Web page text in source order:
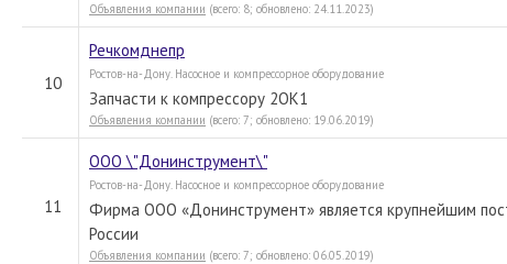
Объявления компании (всего: 8; обновлено: 24.11.2023)
10
Речкомднепр
Ростов-на-Дону. Насосное и компрессорное оборудование
Запчасти к компрессору 2ОК1
Объявления компании (всего: 7; обновлено: 19.06.2019)
11
ООО \"Донинструмент\"
Ростов-на-Дону. Насосное и компрессорное оборудование
Фирма ООО «Донинструмент» является крупнейшим
России
Объявления компании (всего: 7; обновлено: 06.05.2019)